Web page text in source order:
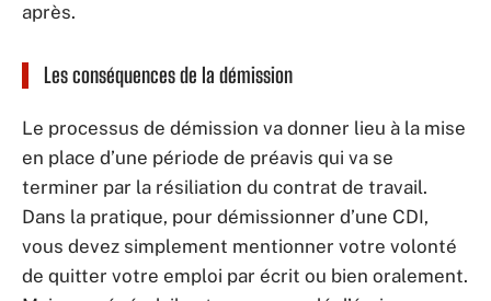
après.
Les conséquences de la démission
Le processus de démission va donner lieu à la mise
en place d’une période de préavis qui va se
terminer par la résiliation du contrat de travail.
Dans la pratique, pour démissionner d’une CDI,
vous devez simplement mentionner votre volonté
de quitter votre emploi par écrit ou bien oralement.